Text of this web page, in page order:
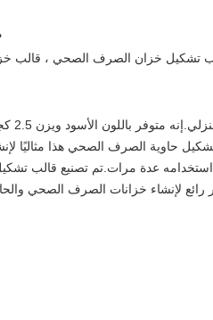
تشكيل خزان الصرف الصحي ، قالب
يوفر
حاوية الصرف الصحي هذا مثاليًا
استخدامه عدة مرات.تم تصنيع قالب
رائع لإنشاء خزانات الصرف الصحي